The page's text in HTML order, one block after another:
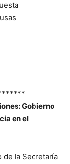
Gobierno
en el
de la Secretaría